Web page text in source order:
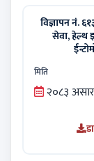
विज्ञापन नं.
सेवा, हेल्थ
मिति
२०८३